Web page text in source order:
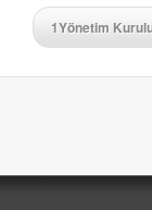
1Yönetim